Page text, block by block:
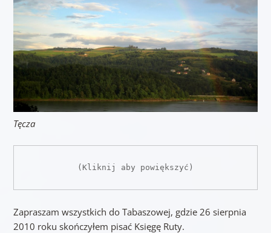
Tęcza
(Kliknij aby powiększyć)
Zapraszam wszystkich do Tabaszowej, gdzie 26 sierpnia
2010 roku skończyłem pisać Księgę Ruty.